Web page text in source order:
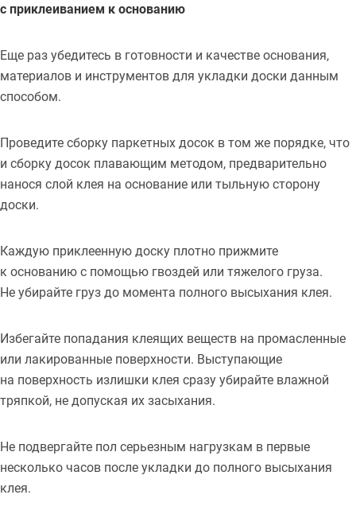
с приклеиванием к основанию
Еще раз убедитесь в готовности и качестве основания,
материалов и инструментов для укладки доски данным
способом.
Проведите сборку паркетных досок в том же порядке, что
и сборку досок плавающим методом, предварительно
нанося слой клея на основание или тыльную сторону
доски.
Каждую приклеенную доску плотно прижмите
к основанию с помощью гвоздей или тяжелого груза.
Не убирайте груз до момента полного высыхания клея.
Избегайте попадания клеящих веществ на промасленные
или лакированные поверхности. Выступающие
на поверхность излишки клея сразу убирайте влажной
тряпкой, не допуская их засыхания.
Не подвергайте пол серьезным нагрузкам в первые
несколько часов после укладки до полного высыхания
клея.